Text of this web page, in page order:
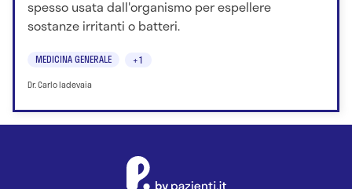
spesso usata dall'organismo per espellere
sostanze irritanti o batteri.
MEDICINA GENERALE +1
Dr. Carlo Iadevaia